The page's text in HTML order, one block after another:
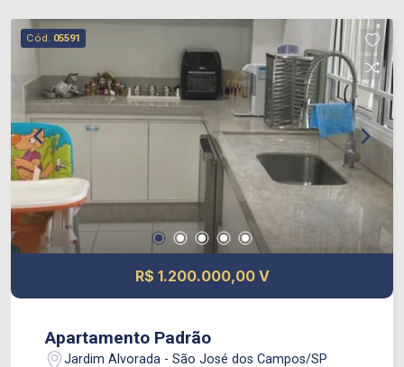
relaxar após um longo dia. Além disso, uma suíte
americana oferece ainda mais conveniência e
conforto para os seus convidados ou familiares.
Sala de estar para você relaxar após um dia
cansativo, cozinha para testar receitas da família.
E a localização? Simplesmente imbatível! Viver
no Edifício Marinella significa ter acesso fácil a
todas as comodidades e serviços do centro da
cidade, sem abrir mão de uma atmosfera
residencial tranquila. Venha conhecer e se
encantar com este imóvel único que pode ser o
seu novo endereço!
Cód. 05591
R$ 1.200.000,00 V
Apartamento Padrão
Jardim Alvorada - São José dos Campos/SP